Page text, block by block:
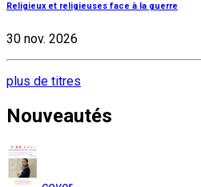
Religieux et religieuses face à la guerre
30 nov. 2026
plus de titres
Nouveautés